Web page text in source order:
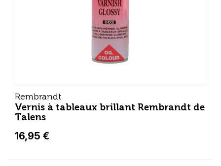
Rembrandt
Vernis à tableaux brillant Rembrandt de
Talens
16,95 €